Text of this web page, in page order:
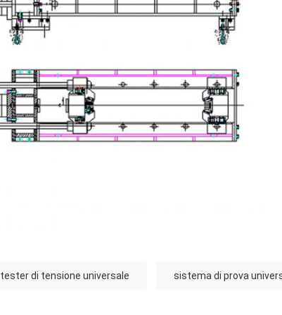
tester di tensione universale sistema di prova